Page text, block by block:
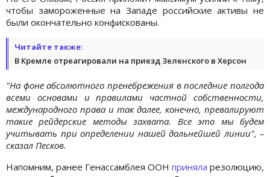
чтобы замороженные на Западе российские активы не
были окончательно конфискованы.
Читайте также:
В Кремле отреагировали на приезд Зеленского в Херсон
"На фоне абсолютного пренебрежения в последние полгода
всеми основами и правилами частной собственности,
международного права и так далее, конечно, превалируют
такие рейдерские методы захвата. Все это мы будем
учитывать при определении нашей дальнейшей линии", –
сказал Песков.
Напомним, ранее Генассамблея ООН приняла резолюцию,